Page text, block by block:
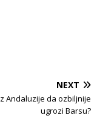
NEXT
Andaluzije da ozbiljnije
ugrozi Barsu?